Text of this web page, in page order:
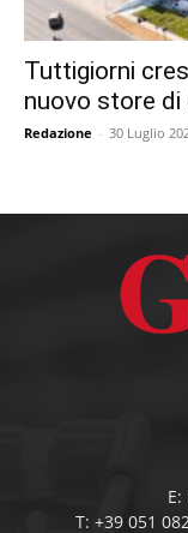
Tuttigiorni
nuovo store di
Redazione - 30 Luglio
E:
T: +39 051